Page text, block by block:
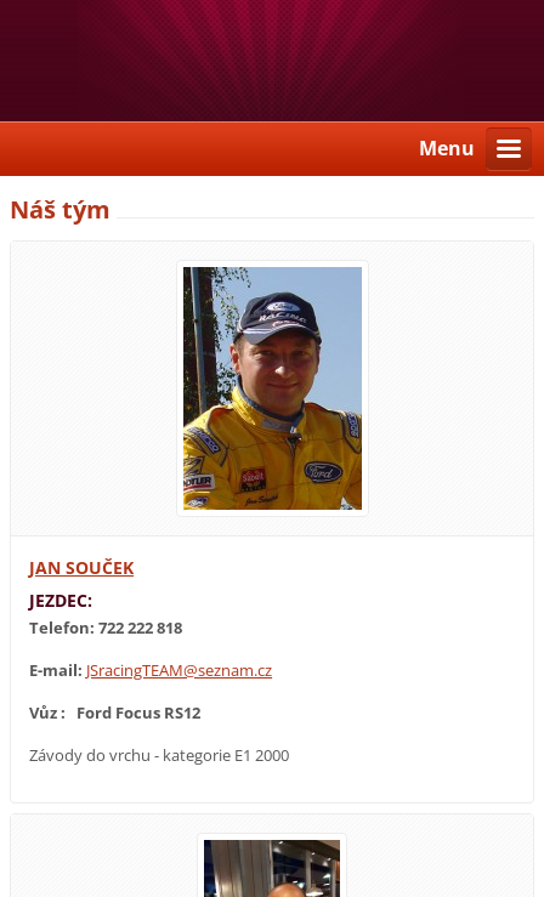
Menu
Náš tým
JAN SOUČEK
JEZDEC:
Telefon:722 222 818
E-mail: JSracingTEAM@seznam.cz
Vůz : Ford Focus RS12
Závody do vrchu - kategorie E1 2000